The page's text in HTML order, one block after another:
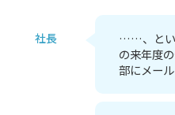
社長
……、とい
の来年度
部にメー